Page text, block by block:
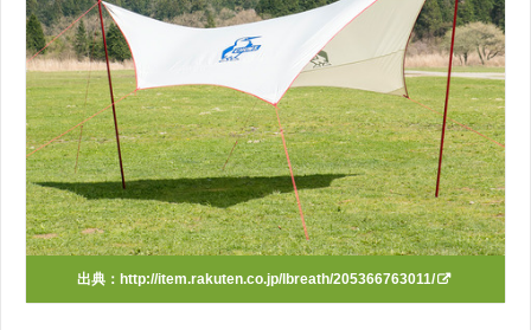
出典： http://item.rakuten.co.jp/lbreath/205366763011/